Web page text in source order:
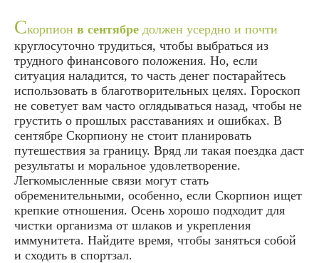
Скорпион в сентябре должен усердно и почти
круглосуточно трудиться, чтобы выбраться из
трудного финансового положения. Но, если
ситуация наладится, то часть денег постарайтесь
использовать в благотворительных целях. Гороскоп
не советует вам часто оглядываться назад, чтобы не
грустить о прошлых расставаниях и ошибках. В
сентябре Скорпиону не стоит планировать
путешествия за границу. Вряд ли такая поездка даст
результаты и моральное удовлетворение.
Легкомысленные связи могут стать
обременительными, особенно, если Скорпион ищет
крепкие отношения. Осень хорошо подходит для
чистки организма от шлаков и укрепления
иммунитета. Найдите время, чтобы заняться собой
и сходить в спортзал.